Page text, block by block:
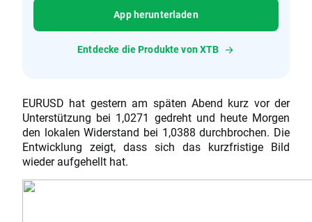
App herunterladen
Entdecke die Produkte von XTB
EURUSD hat gestern am späten Abend kurz vor der
Unterstützung bei 1,0271 gedreht und heute Morgen
den lokalen Widerstand bei 1,0388 durchbrochen. Die
Entwicklung zeigt, dass sich das kurzfristige Bild
wieder aufgehellt hat.